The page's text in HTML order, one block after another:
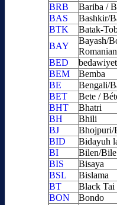
BRB
Bariba /
BAS
Bashkir/
BTK
Batak-
BAY
Bayash/
BED
BEM
Bemba
BE
Bengali/
BET
Bete /
BHT
Bhatri
BH
Bhili
BJ
Bhojpuri/
BID
Bidayuh
BI
Bilen/Bile
BIS
Bisaya
BSL
Bislama
BT
Black Tai
BON
Bondo